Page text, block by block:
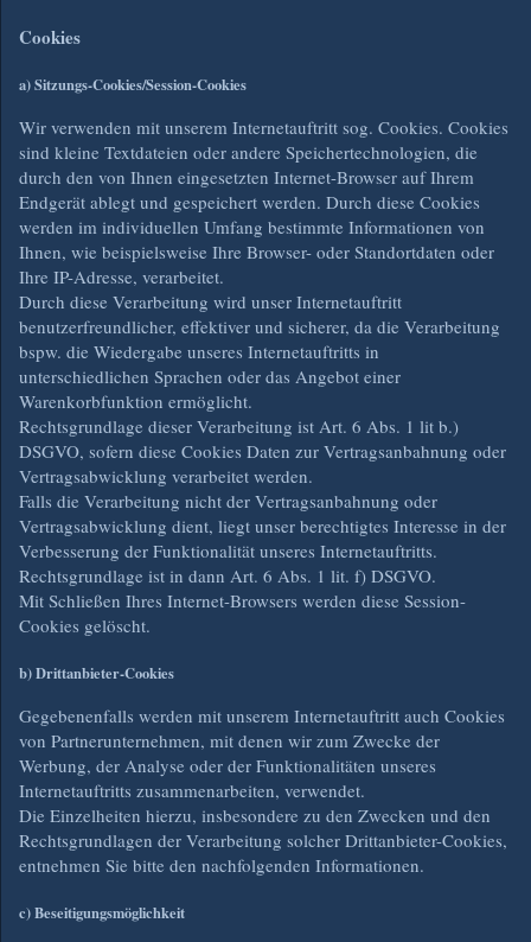
Cookies
a) Sitzungs-Cookies/Session-Cookies
Wir verwenden mit unserem Internetauftritt sog. Cookies. Cookies
sind kleine Textdateien oder andere Speichertechnologien, die
durch den von Ihnen eingesetzten Internet-Browser auf Ihrem
Endgerät ablegt und gespeichert werden. Durch diese Cookies
werden im individuellen Umfang bestimmte Informationen von
Ihnen, wie beispielsweise Ihre Browser- oder Standortdaten oder
Ihre IP-Adresse, verarbeitet.
Durch diese Verarbeitung wird unser Internetauftritt
benutzerfreundlicher, effektiver und sicherer, da die Verarbeitung
bspw. die Wiedergabe unseres Internetauftritts in
unterschiedlichen Sprachen oder das Angebot einer
Warenkorbfunktion ermöglicht.
Rechtsgrundlage dieser Verarbeitung ist Art. 6 Abs. 1 lit b.)
DSGVO, sofern diese Cookies Daten zur Vertragsanbahnung oder
Vertragsabwicklung verarbeitet werden.
Falls die Verarbeitung nicht der Vertragsanbahnung oder
Vertragsabwicklung dient, liegt unser berechtigtes Interesse in der
Verbesserung der Funktionalität unseres Internetauftritts.
Rechtsgrundlage ist in dann Art. 6 Abs. 1 lit. f) DSGVO.
Mit Schließen Ihres Internet-Browsers werden diese Session-
Cookies gelöscht.
b) Drittanbieter-Cookies
Gegebenenfalls werden mit unserem Internetauftritt auch Cookies
von Partnerunternehmen, mit denen wir zum Zwecke der
Werbung, der Analyse oder der Funktionalitäten unseres
Internetauftritts zusammenarbeiten, verwendet.
Die Einzelheiten hierzu, insbesondere zu den Zwecken und den
Rechtsgrundlagen der Verarbeitung solcher Drittanbieter-Cookies,
entnehmen Sie bitte den nachfolgenden Informationen.
c) Beseitigungsmöglichkeit